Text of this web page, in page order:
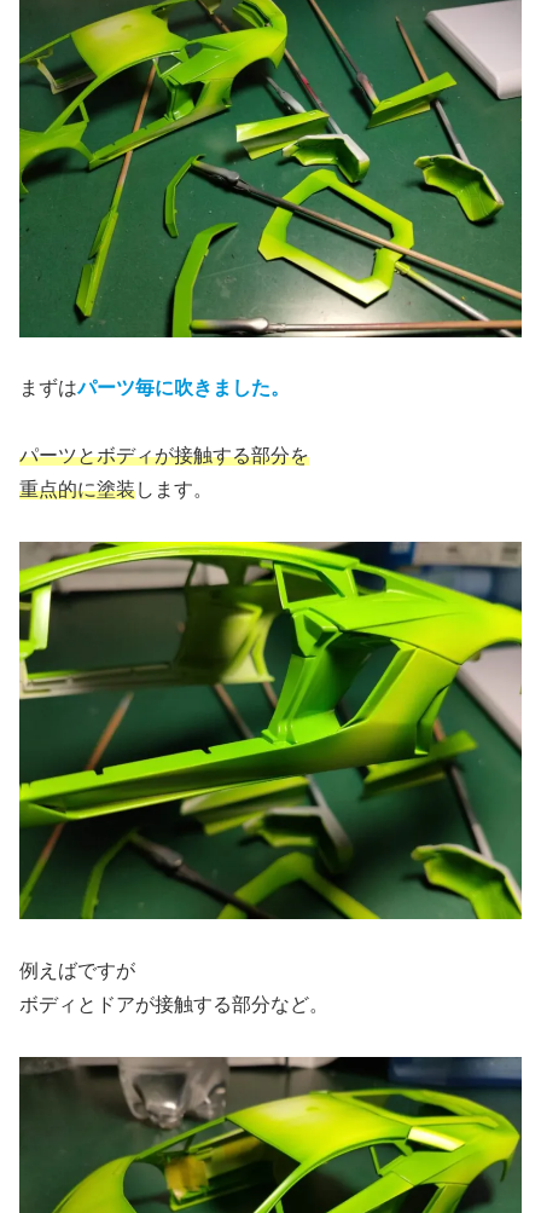
まずはパーツ毎に吹きました。
パーツとボディが接触する部分を
重点的に塗装します。
例えばですが
ボディとドアが接触する部分など。